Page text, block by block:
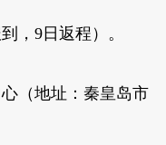
，9日返程）。
（地址：秦皇岛市